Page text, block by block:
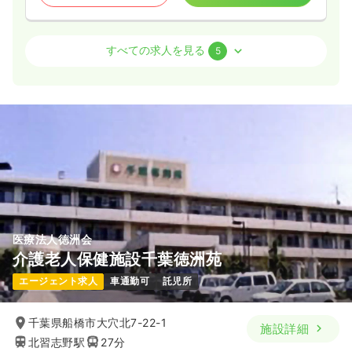
4週8休以上
担当業務未経験可
月給28万円以上可
気になる 詳細を見る
日勤のみ（常勤） 一時募集休止
給与 お問い合わせください
時間 8:30～17:30 （休憩60分）
4週8休以上
担当業務未経験可
すべての求人を見る 5
医療法人徳洲会
介護老人保健施設千葉徳洲苑
エージェント求人 車通勤可 託児所
千葉県船橋市大穴北7-22-1
北習志野駅
27分
施設詳細